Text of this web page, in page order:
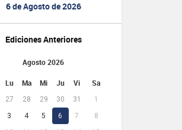
6 de Agosto de 2026
Ediciones Anteriores
Agosto 2026
Lu Ma Mi Ju Vi Sa
27 28 29 30 31
1
3 4 5 6 7
8